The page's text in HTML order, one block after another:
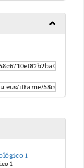
1
1